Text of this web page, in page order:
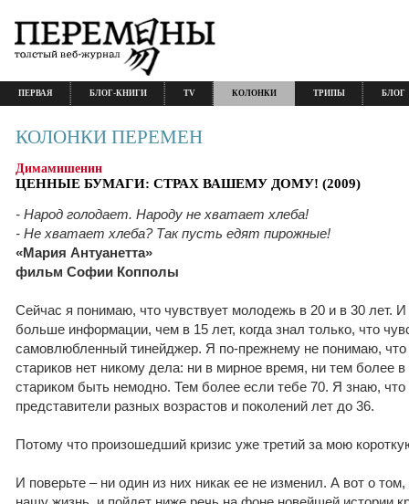
ПЕРВАЯ БЛОГ-КНИГИ TV КОЛОНКИ ТРИПЫ БЛОГ
КОЛОНКИ ПЕРЕМЕН
Димамишенин
ЦЕННЫЕ БУМАГИ: СТРАХ ВАШЕМУ ДОМУ! (2009)
- Народ голодает. Народу не хватает хлеба!
- Не хватает хлеба? Так пусть едят пирожные!
«Мария Антуанетта»
фильм Софии Копполы
Сейчас я понимаю, что чувствует молодежь в 20 и в 30 лет. И
больше информации, чем в 15 лет, когда знал только, что
самовлюбленный тинейджер. Я по-прежнему не понимаю, что
стариков нет никому дела: ни в мирное время, ни тем более
стариком быть немодно. Тем более если тебе 70. Я знаю, что
представители разных возрастов и поколений лет до 36.
Потому что произошедший кризис уже третий за мою
И поверьте – ни один из них никак ее не изменил. А вот о